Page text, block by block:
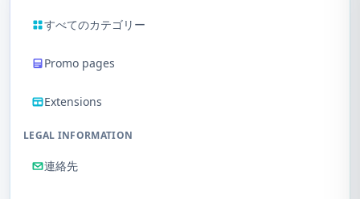
すべてのカテゴリー
Promo pages
Extensions
LEGAL INFORMATION
連絡先